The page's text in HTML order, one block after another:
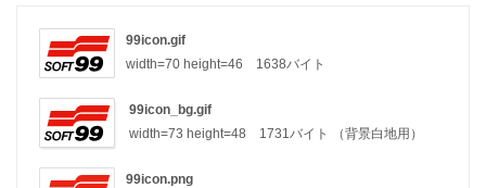
99icon.gif
width=70 height=46 1638バイト
99icon_bg.gif
width=73 height=48 1731バイト （背景白地用）
99icon.png